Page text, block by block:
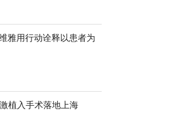
雅用行动诠释以患者为
植入手术落地上海